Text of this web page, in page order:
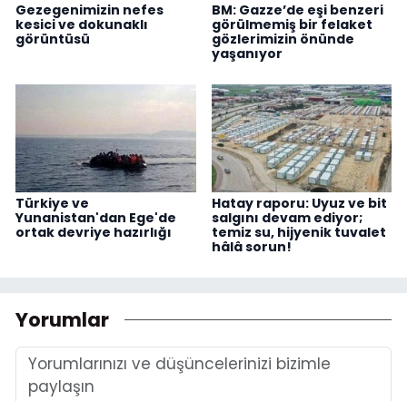
Gezegenimizin nefes
kesici ve dokunaklı
görüntüsü
BM: Gazze’de eşi benzeri
görülmemiş bir felaket
gözlerimizin önünde
yaşanıyor
Türkiye ve
Yunanistan'dan Ege'de
ortak devriye hazırlığı
Hatay raporu: Uyuz ve bit
salgını devam ediyor;
temiz su, hijyenik tuvalet
hâlâ sorun!
Yorumlar